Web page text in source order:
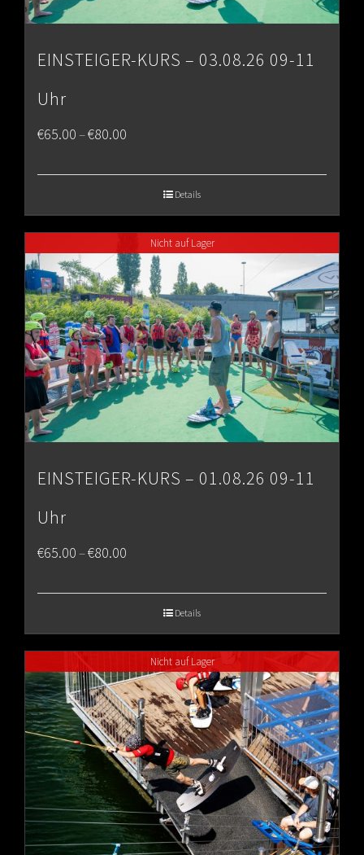
EINSTEIGER-KURS – 03.08.26 09-11
Uhr
€65.00–€80.00
€80.00
Details
Nicht auf Lager
EINSTEIGER-KURS – 01.08.26 09-11
Uhr
€65.00–€80.00
€80.00
Details
Nicht auf Lager